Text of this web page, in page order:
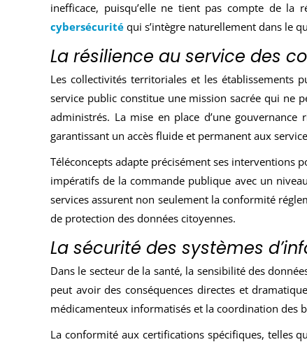
inefficace, puisqu’elle ne tient pas compte de
cybersécurité qui s’intègre naturellement dans le
La résilience au service des
Les collectivités territoriales et les établissements
service public constitue une mission sacrée qui ne
administrés. La mise en place d’une
garantissant un accès fluide et permanent aux
Téléconcepts adapte précisément ses interventions
impératifs de la commande publique avec un
services assurent non seulement la conformité
de protection des données citoyennes.
La sécurité des systèmes
Dans le secteur de la santé, la sensibilité des
peut avoir des conséquences directes et
médicamenteux informatisés et la coordination des
La conformité aux certifications spécifiques, telles